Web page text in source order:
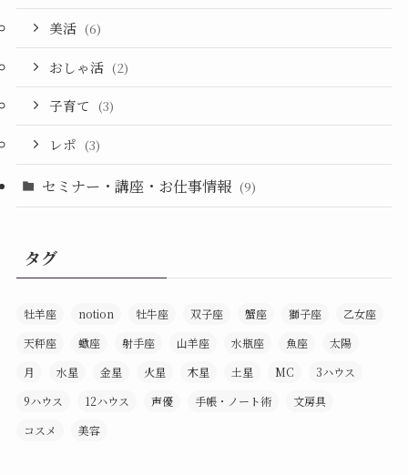
美活 (6)
おしゃ活 (2)
子育て (3)
レポ (3)
セミナー・講座・お仕事情報 (9)
タグ
牡羊座 notion 牡牛座 双子座 蟹座 獅子座
乙女座
天秤座
蠍座 射手座 山羊座 水瓶座 魚座
太陽
月
水星 金星 火星 木星 土星 MC
3ハウス
9ハウス
12ハウス 声優 手帳・ノート術
文房具
コスメ
美容